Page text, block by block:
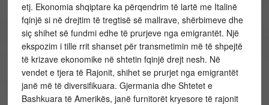
etj. Ekonomia shqiptare ka përqendrim të lartë me Italinë
fqinjë si në drejtim të tregtisë së mallrave, shërbimeve dhe
siç shihet së fundmi edhe të prurjeve nga emigrantët. Një
ekspozim i tille rrit shanset për transmetimin më të shpejtë
të krizave ekonomike në shtetin fqinjë drejt nesh. Në
vendet e tjera të Rajonit, shihet se prurjet nga emigrantët
janë më të diversifikuara. Gjermania dhe Shtetet e
Bashkuara të Amerikës, janë furnitorët kryesore të rajonit